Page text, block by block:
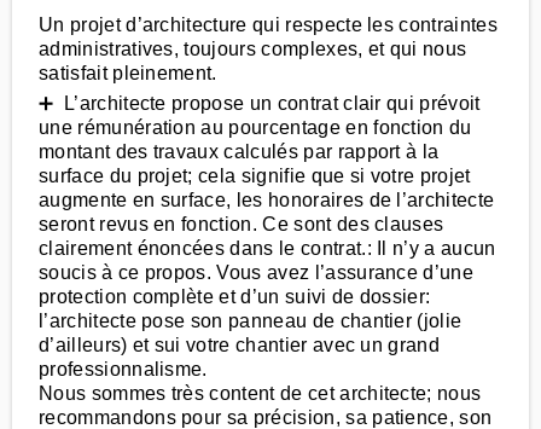
Un projet d’architecture qui respecte les contraintes
administratives, toujours complexes, et qui nous
satisfait pleinement.
➕ L’architecte propose un contrat clair qui prévoit
une rémunération au pourcentage en fonction du
montant des travaux calculés par rapport à la
surface du projet; cela signifie que si votre projet
augmente en surface, les honoraires de l’architecte
seront revus en fonction. Ce sont des clauses
clairement énoncées dans le contrat.: Il n’y a aucun
soucis à ce propos. Vous avez l’assurance d’une
protection complète et d’un suivi de dossier:
l’architecte pose son panneau de chantier (jolie
d’ailleurs) et sui votre chantier avec un grand
professionnalisme.
Nous sommes très content de cet architecte; nous
recommandons pour sa précision, sa patience, son